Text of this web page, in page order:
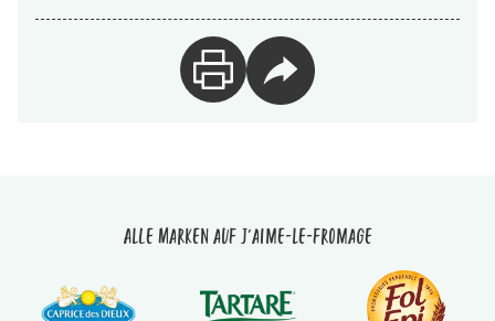
Alle Marken auf J'aime-le-fromage